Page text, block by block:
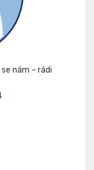
nám – rádi